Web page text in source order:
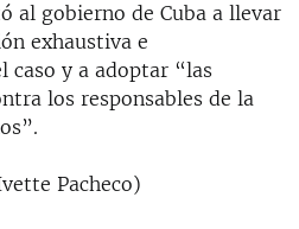
al gobierno de Cuba a llevar
exhaustiva e
caso y a adoptar “las
los responsables de la
Pacheco)